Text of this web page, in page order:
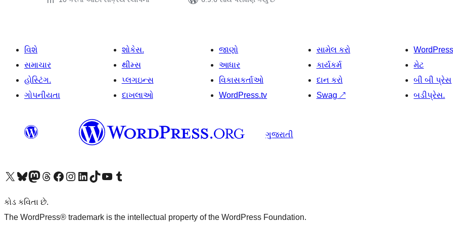
વિશે
સમાચાર
હોસ્ટિંગ.
ગોપનીયતા
શોકેસ.
થીમ્સ
પ્લગઇન્સ
દાખલાઓ
જાણો
આધાર
વિકાસકર્તાઓ
WordPress.tv
સામેલ કરો
કાર્યકર્મ
દાન કરો
Swag ↗
મેટ
બી બી પ્રેસ
બડીપ્રેસ.
ગુજરાતી
અમારા X (અગાઉ ટ્વિટર) એકાઉન્ટની મુલાકાત લોઅમારા Bluesky એકાઉન્ટની મુલાકાત લોઅમારા માસ્ટોડોન એકાઉન્ટની મુલાકાત લોઅમારા Threads એકાઉન્ટની મુલાકાત લો અમારા ફેસબુક પેજની મુલાકાત લોઅમારા ઇન્સ્ટાગ્રામ એકાઉન્ટની મુલાકાત લો અમારા LinkedIn એકાઉન્ટની મુલાકાત લોઅમારા TikTok એકાઉન્ટની મુલાકાત લોઅમારી YouTube ચેનલની મુલાકાત લો અમારા Tumblr એકાઉન્ટની મુલાકાત લો
કોડ કવિતા છે.
The WordPress® trademark is the intellectual property of the WordPress Foundation.